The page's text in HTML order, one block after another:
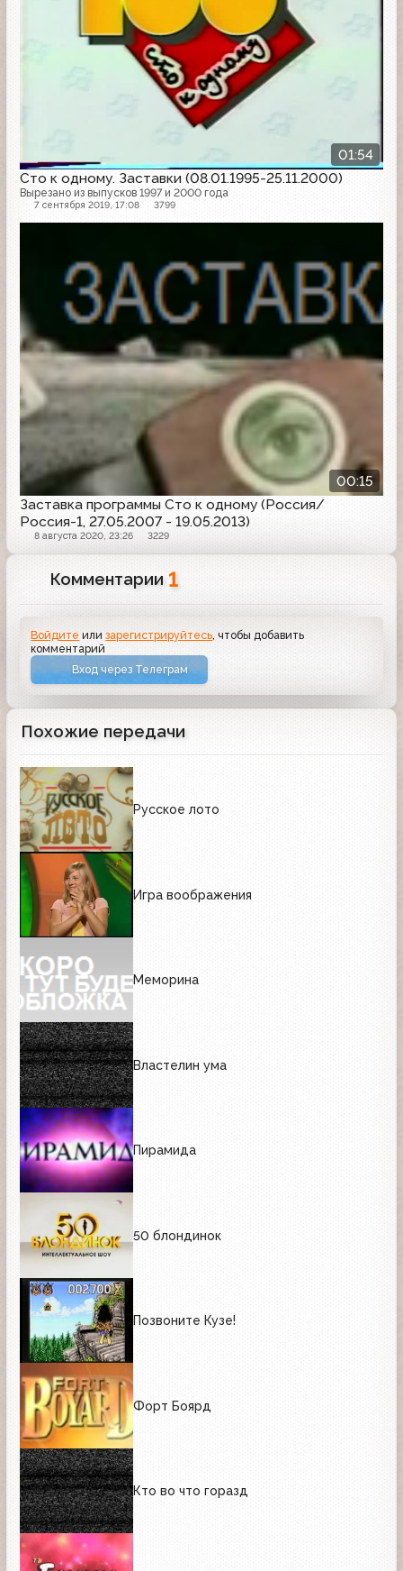
01:54
Сто к одному. Заставки (08.01.1995-25.11.2000)
Вырезано из выпусков 1997 и 2000 года
7 сентября 2019, 17:08 3799
00:15
Заставка программы Сто к одному (Россия/
Россия-1, 27.05.2007 - 19.05.2013)
8 августа 2020, 23:26 3229
Комментарии 1
Войдите илизарегистрируйтесь , чтобы добавить
комментарий
Вход через Телеграм
Похожие передачи
Русское лото
Игра воображения
Меморина
Властелин ума
Пирамида
50 блондинок
Позвоните Кузе!
Форт Боярд
Кто во что горазд